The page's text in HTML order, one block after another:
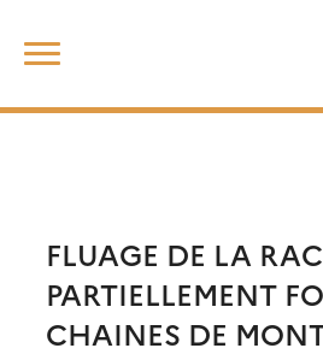
content
FLUAGE DE LA
PARTIELLEMENT
CHAINES DE